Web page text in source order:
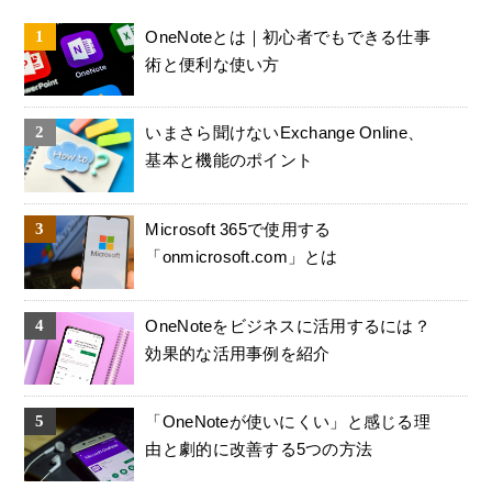
OneNoteとは｜初心者でもできる仕事
術と便利な使い方
いまさら聞けないExchange Online、
基本と機能のポイント
Microsoft 365で使用する
「onmicrosoft.com」とは
OneNoteをビジネスに活用するには？
効果的な活用事例を紹介
「OneNoteが使いにくい」と感じる理
由と劇的に改善する5つの方法